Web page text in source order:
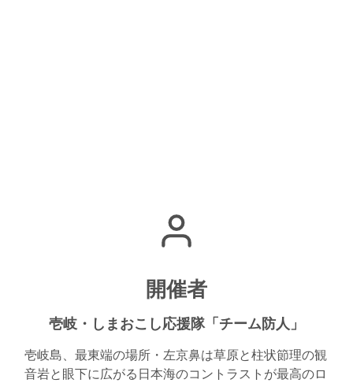
開催者
壱岐・しまおこし応援隊「チーム防人」
壱岐島、最東端の場所・左京鼻は草原と柱状節理の観
音岩と眼下に広がる日本海のコントラストが最高のロ